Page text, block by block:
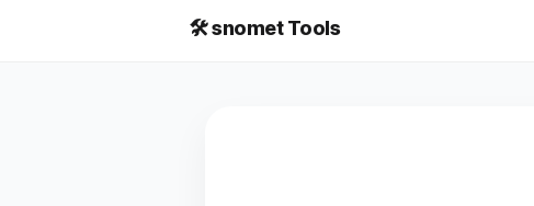
🛠️ snomet Tools